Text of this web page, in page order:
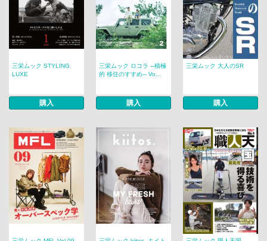
三栄ムック STYLING
LUXE
購入
三栄ムック ロコラ ─積極
的 移住のすすめ─ Vo...
購入
三栄ムック 大人のSR
購入